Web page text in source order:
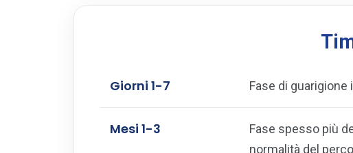
Giorni 1-7 Fase di
Mesi 1-3
Fase spesso più
normalità del